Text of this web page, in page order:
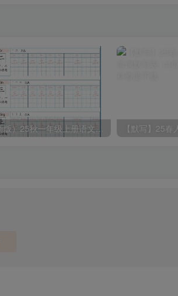
（新版）25秋一年级上册语文生字字帖（100字）